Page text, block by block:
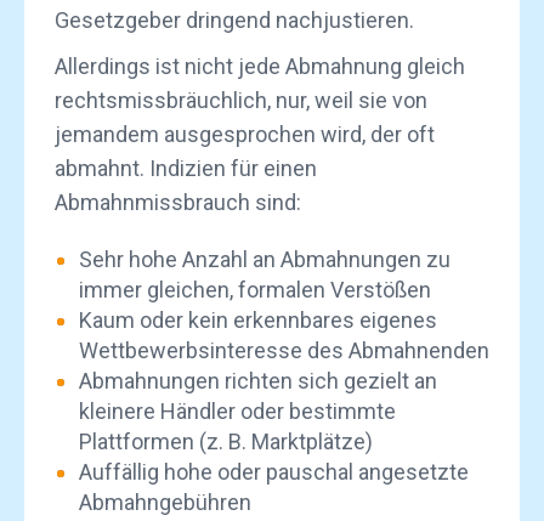
Gesetzgeber dringend nachjustieren.
Allerdings ist nicht jede Abmahnung gleich
rechtsmissbräuchlich, nur, weil sie von
jemandem ausgesprochen wird, der oft
abmahnt. Indizien für einen
Abmahnmissbrauch sind:
Sehr hohe Anzahl an Abmahnungen zu
immer gleichen, formalen Verstößen
Kaum oder kein erkennbares eigenes
Wettbewerbsinteresse des Abmahnenden
Abmahnungen richten sich gezielt an
kleinere Händler oder bestimmte
Plattformen (z. B. Marktplätze)
Auffällig hohe oder pauschal angesetzte
Abmahngebühren